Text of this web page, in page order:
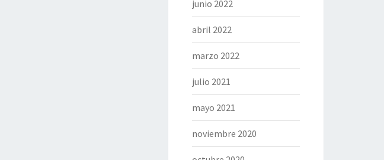
junio 2022
abril 2022
marzo 2022
julio 2021
mayo 2021
noviembre 2020